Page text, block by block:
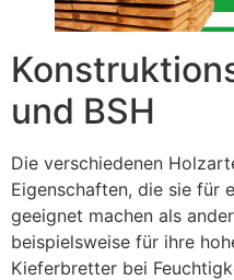
und BSH
Die verschiedenen
Eigenschaften, die sie für
geeignet machen als
beispielsweise für ihre
Kieferbretter bei